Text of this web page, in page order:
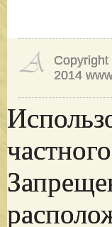
Copyright
2014